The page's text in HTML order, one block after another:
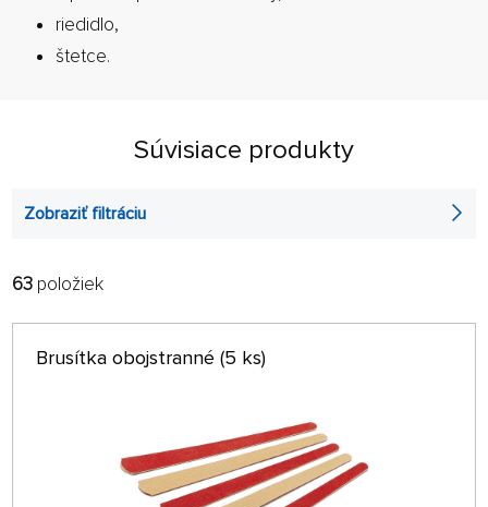
riedidlo,
štetce.
Súvisiace produkty
Zobraziť filtráciu
FILTROVAŤ:
ABECEDNE
63 položiek
Brusítka obojstranné (5 ks)